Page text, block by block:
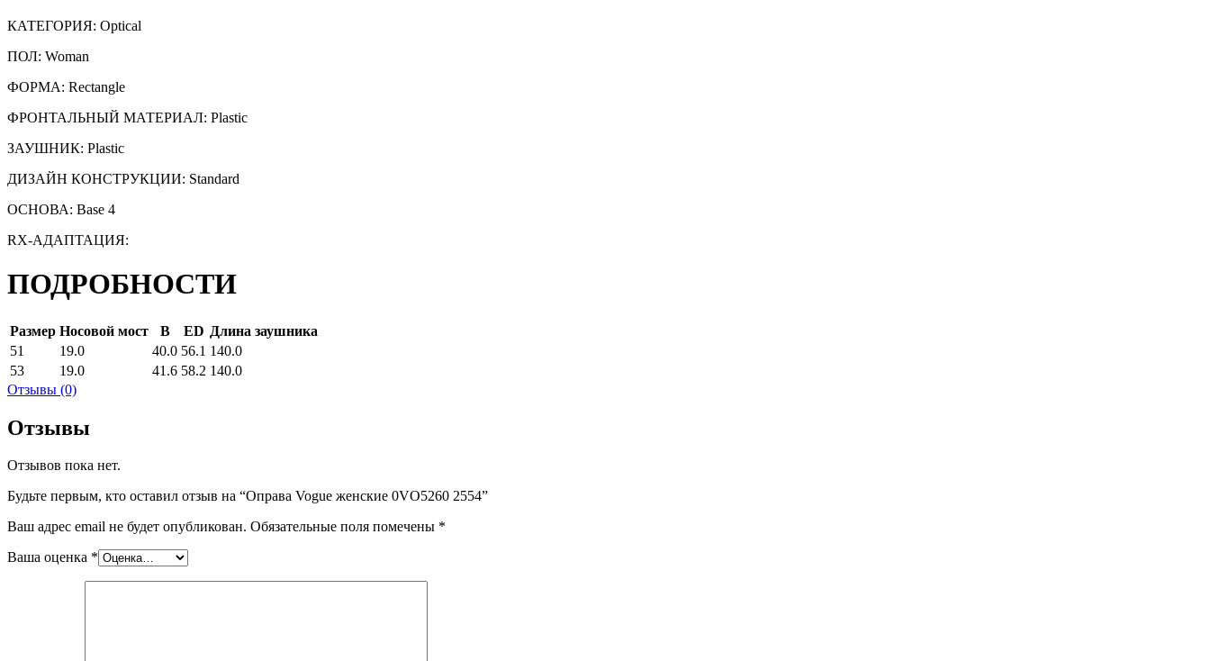
КАТЕГОРИЯ: Optical
ПОЛ: Woman
ФОРМА: Rectangle
ФРОНТАЛЬНЫЙ МАТЕРИАЛ: Plastic
ЗАУШНИК: Plastic
ДИЗАЙН КОНСТРУКЦИИ: Standard
ОСНОВА: Base 4
RX-АДАПТАЦИЯ:
ПОДРОБНОСТИ
Размер Носовой мост B ED Длина заушника
51
19.0 40.0 56.1 140.0
53
19.0 41.6 58.2 140.0
Отзывы (0)
Отзывы
Отзывов пока нет.
Будьте первым, кто оставил отзыв на “Оправа Vogue женские 0VO5260 2554”
Ваш адрес email не будет опубликован. Обязательные поля помечены *
Ваша оценка *